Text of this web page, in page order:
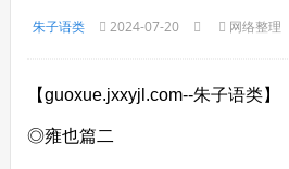
朱子语类 2024-07-20 网络整理
【guoxue.jxxyjl.com--朱子语类】
◎雍也篇二